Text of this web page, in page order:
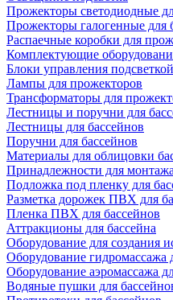
Прожекторы светодиодные
Прожекторы галогенные для
Распаечные коробки для
Комплектующие
Блоки управления
Лампы для прожекторов
Трансформаторы для
Лестницы и поручни для
Лестницы для бассейнов
Поручни для бассейнов
Материалы для облицовки
Принадлежности для
Подложка под пленку для
Разметка дорожек ПВХ для
Пленка ПВХ для бассейнов
Аттракционы для бассейна
Оборудование для создания
Оборудование гидромассажа
Оборудование аэромассажа
Водяные пушки для